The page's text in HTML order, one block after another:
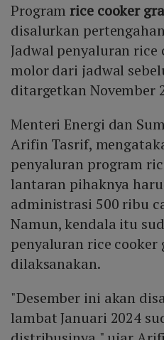
Programrice cooker
disalurkan
Jadwal penyaluran
molor dari jadwal
ditargetkan November
Menteri Energi dan
Arifin Tasrif,
penyaluran program
lantaran pihaknya
administrasi 500 ribu
Namun, kendala itu
penyaluran rice cooker
dilaksanakan.
"Desember ini akan
lambat Januari 2024